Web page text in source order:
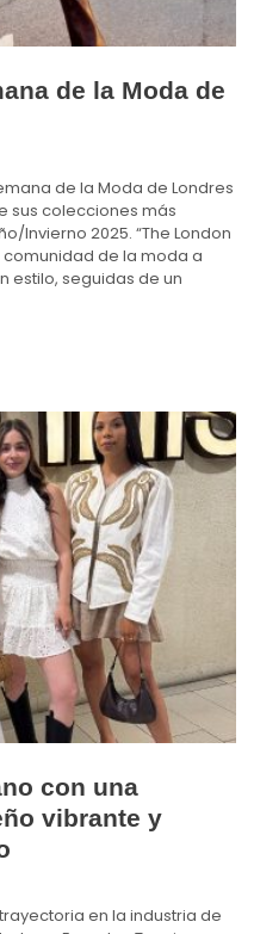
de la Moda de
de la Moda de Londres
sus colecciones más
Invierno 2025. “The London
comunidad de la moda a
estilo, seguidas de un
con una
vibrante y
en la industria de